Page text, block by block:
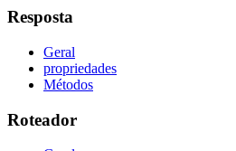
Resposta
Geral
propriedades
Métodos
Roteador